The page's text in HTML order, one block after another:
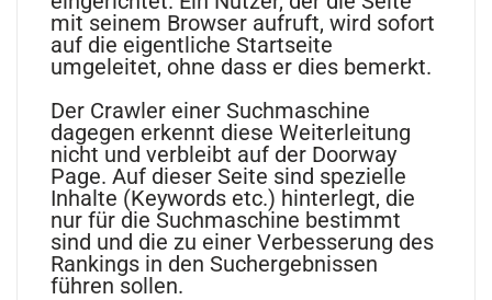
mit seinem Browser aufruft, wird sofort
auf die eigentliche Startseite
umgeleitet, ohne dass er dies bemerkt.
Der Crawler einer Suchmaschine
dagegen erkennt diese Weiterleitung
nicht und verbleibt auf der Doorway
Page. Auf dieser Seite sind spezielle
Inhalte (Keywords etc.) hinterlegt, die
nur für die Suchmaschine bestimmt
sind und die zu einer Verbesserung des
Rankings in den Suchergebnissen
führen sollen.